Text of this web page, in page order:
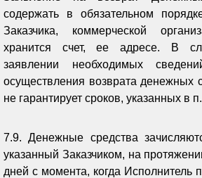
содержать в обязательном
Заказчика, коммерческой
хранится счет, ее адресе. В
заявлении необходимых
осуществления возврата денежных
не гарантирует сроков, указанных в
7.9. Денежные средства
указанный Заказчиком, на
дней с момента, когда Исполнитель